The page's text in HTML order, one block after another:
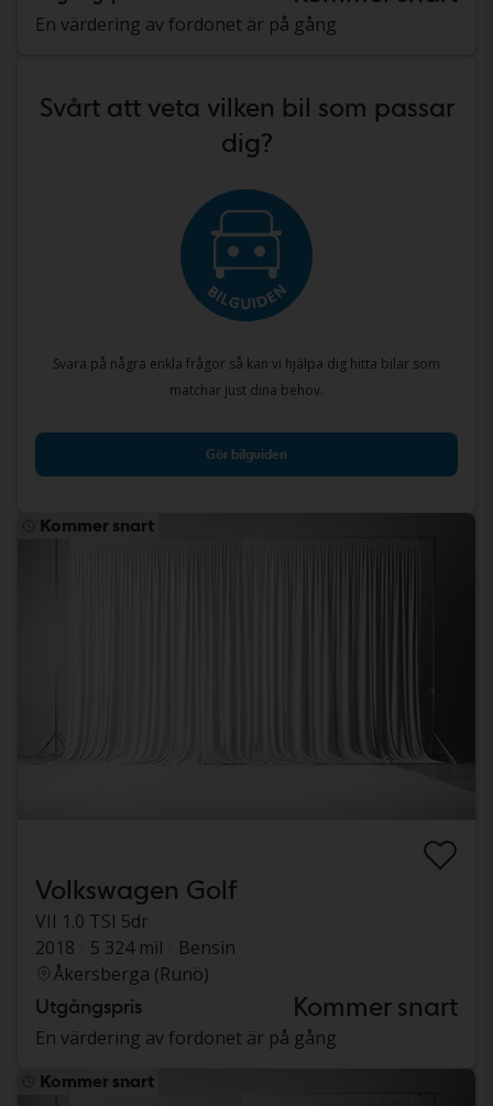
En värdering av fordonet är på gång
Svårt att veta vilken bil som passar
dig?
Svara på några enkla frågor så kan vi hjälpa dig hitta bilar som
matchar just dina behov.
Gör bilguiden
Kommer snart
Volkswagen Golf
VII 1.0 TSI 5dr
2018
5 324 mil
Bensin
Åkersberga (Runö)
Utgångspris Kommer snart
En värdering av fordonet är på gång
Kommer snart